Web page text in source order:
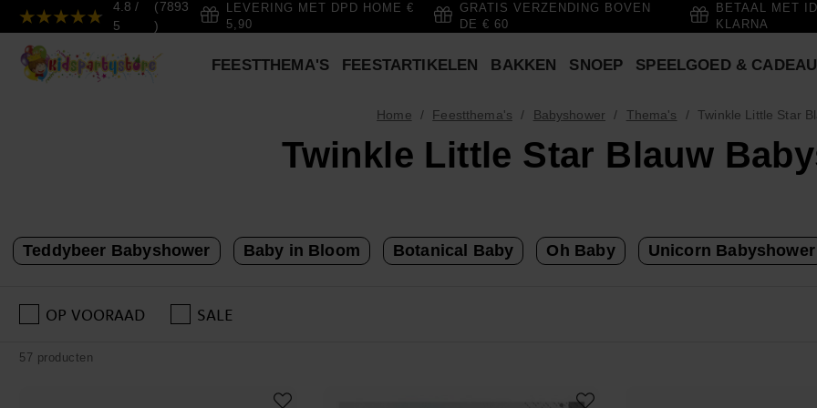
4.8 /
5
(7893
)
LEVERING MET DPD HOME €
5,90
GRATIS VERZENDING BOVEN
DE € 60
BETAAL MET
KLARNA
FEESTTHEMA'S FEESTARTIKELEN BAKKEN SNOEP SPEELGOED &
Home Feestthema's Babyshower Thema's Twinkle Little Star
Twinkle Little Star Blauw
Teddybeer Babyshower Baby in Bloom Botanical Baby Oh Baby Unicorn Babyshower
OP VOORAAD SALE
57 producten